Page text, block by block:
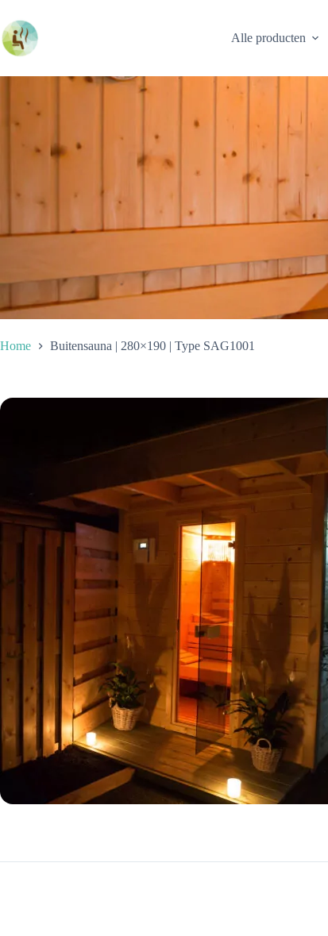
naar
de
inhoud
Alle producten
Home Buitensauna | 280×190 | Type SAG1001